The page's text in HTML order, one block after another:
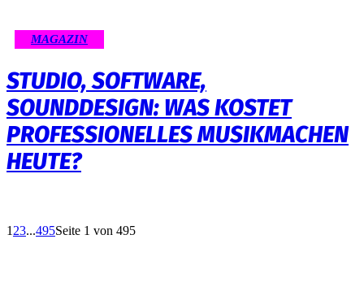
MAGAZIN
STUDIO, SOFTWARE,
SOUNDDESIGN: WAS KOSTET
PROFESSIONELLES MUSIKMACHEN
HEUTE?
1 23...495Seite 1 von 495